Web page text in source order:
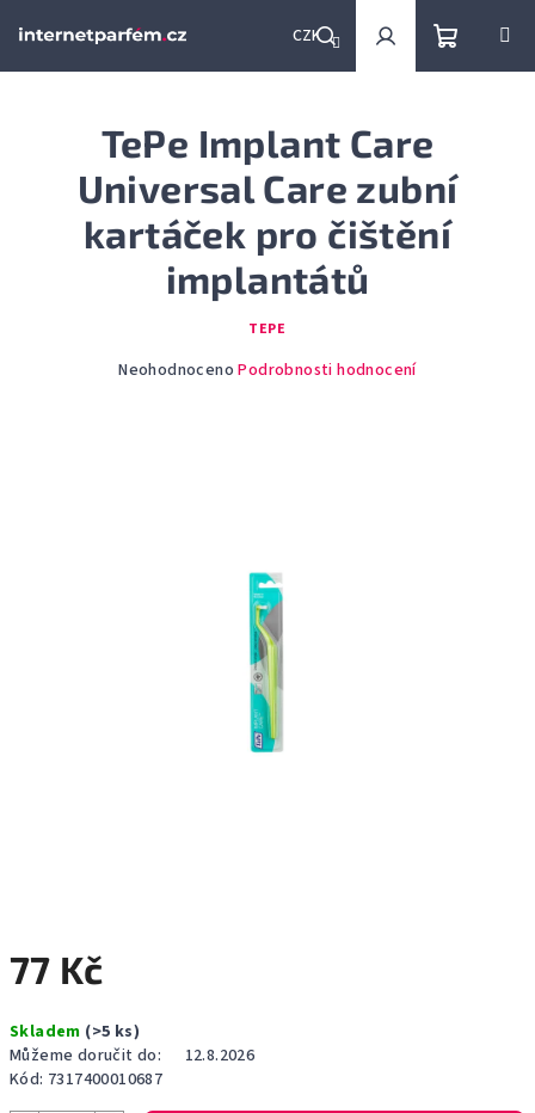
CZK
Hledat PřihlášeníNákupní
77 Kč
cena:
Skladem (>5 ks)
Můžeme doručit do:
12.8.2026
Kód: 7317400010687
TePe Implant Care
Universal Care zubní
kartáček pro čištění
implantátů
TEPE
Průměrné
Neohodnoceno Podrobnosti hodnocení